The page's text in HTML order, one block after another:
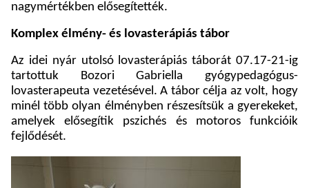
nagymértékben elősegítették.
Komplex élmény- és lovasterápiás tábor
Az idei nyár utolsó lovasterápiás táborát 07.17-21-ig
tartottuk Bozori Gabriella gyógypedagógus-
lovasterapeuta vezetésével. A tábor célja az volt, hogy
minél több olyan élményben részesítsük a gyerekeket,
amelyek elősegítik pszichés és motoros funkcióik
fejlődését.